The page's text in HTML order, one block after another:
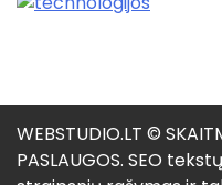
WEBSTUDIO.LT ©
PASLAUGOS. SEO